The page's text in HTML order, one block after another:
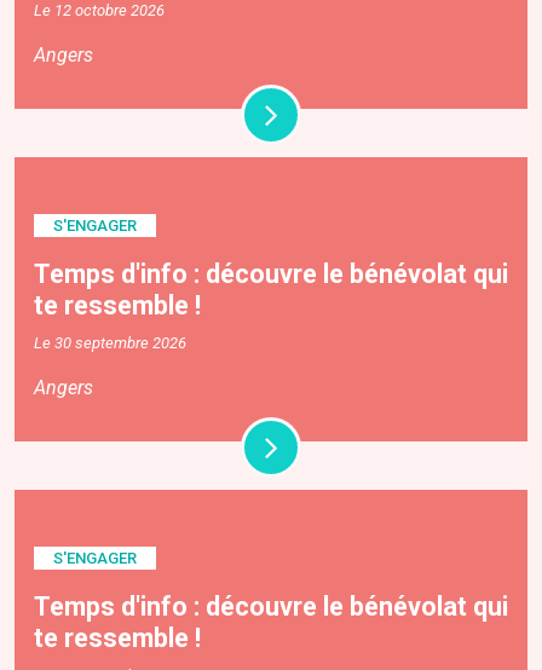
Le 12 octobre 2026
Angers
S'ENGAGER
Temps d'info : découvre le bénévolat qui
te ressemble !
Le 30 septembre 2026
Angers
S'ENGAGER
Temps d'info : découvre le bénévolat qui
te ressemble !